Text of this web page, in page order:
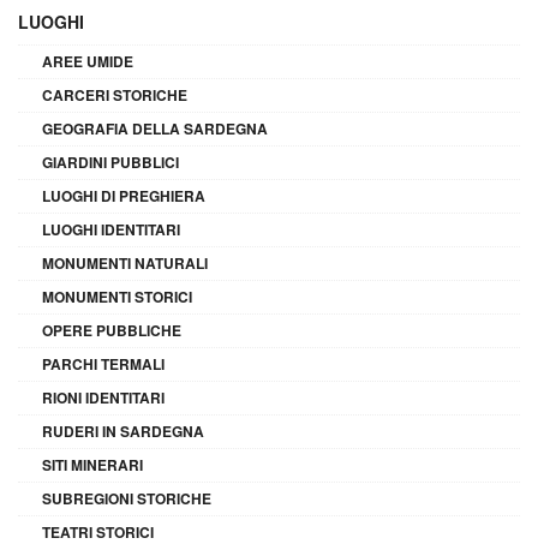
LUOGHI
AREE UMIDE
CARCERI STORICHE
GEOGRAFIA DELLA SARDEGNA
GIARDINI PUBBLICI
LUOGHI DI PREGHIERA
LUOGHI IDENTITARI
MONUMENTI NATURALI
MONUMENTI STORICI
OPERE PUBBLICHE
PARCHI TERMALI
RIONI IDENTITARI
RUDERI IN SARDEGNA
SITI MINERARI
SUBREGIONI STORICHE
TEATRI STORICI